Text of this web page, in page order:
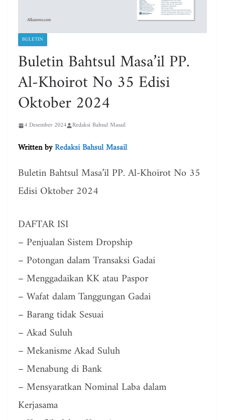
BULETIN
Buletin Bahtsul Masa’il PP.
Al-Khoirot No 35 Edisi
Oktober 2024
4 Desember 2024 Redaksi Bahsul Masail
Written byRedaksi Bahsul Masail
Buletin Bahtsul Masa’il PP. Al-Khoirot No 35
Edisi Oktober 2024
DAFTAR ISI
– Penjualan Sistem Dropship
– Potongan dalam Transaksi Gadai
– Menggadaikan KK atau Paspor
– Wafat dalam Tanggungan Gadai
– Barang tidak Sesuai
– Akad Suluh
– Mekanisme Akad Suluh
– Menabung di Bank
– Mensyaratkan Nominal Laba dalam
Kerjasama